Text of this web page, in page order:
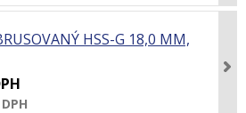
HSS-G 18,0 MM,